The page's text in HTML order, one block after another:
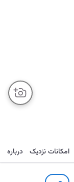
امکانات نزدیک درباره